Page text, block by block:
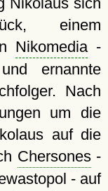
einem
Nikomedia-
ernannte
Nach
um die
auf die
Chersones-
- auf